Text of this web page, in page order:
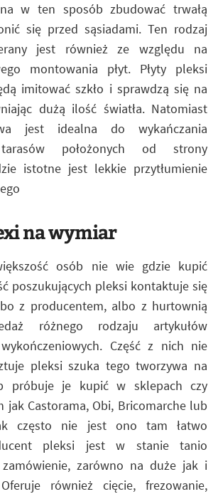
w ten sposób zbudować trwałą
się przed sąsiadami. Ten rodzaj
jest również ze względu na
montowania płyt. Płyty pleksi
imitować szkło i sprawdzą się na
dużą ilość światła. Natomiast
jest idealna do wykańczania
położonych od strony
istotne jest lekkie przytłumienie
na wymiar
osób nie wie gdzie kupić
poszukujących pleksi kontaktuje się
z producentem, albo z hurtownią
różnego rodzaju artykułów
Część z nich nie
pleksi szuka tego tworzywa na
próbuje je kupić w sklepach czy
jak Castorama, Obi, Bricomarche lub
często nie jest ono tam łatwo
pleksi jest w stanie tanio
zarówno na duże jak i
również cięcie, frezowanie,